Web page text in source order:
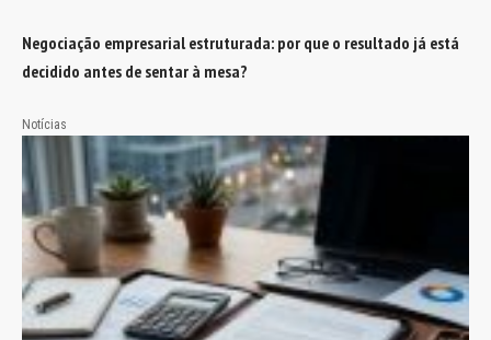
Negociação empresarial estruturada: por que o resultado já está
decidido antes de sentar à mesa?
Notícias